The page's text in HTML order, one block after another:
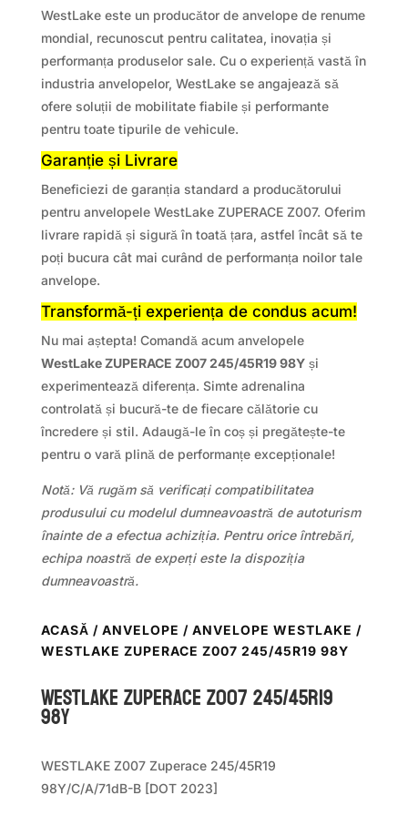
WestLake este un producător de anvelope de renume
mondial, recunoscut pentru calitatea, inovația și
performanța produselor sale. Cu o experiență vastă în
industria anvelopelor, WestLake se angajează să
ofere soluții de mobilitate fiabile și performante
pentru toate tipurile de vehicule.
Garanție și Livrare
Beneficiezi de garanția standard a producătorului
pentru anvelopele WestLake ZUPERACE Z007. Oferim
livrare rapidă și sigură în toată țara, astfel încât să te
poți bucura cât mai curând de performanța noilor tale
anvelope.
Transformă-ți experiența de condus acum!
Nu mai aștepta! Comandă acum anvelopele
WestLake ZUPERACE Z007 245/45R19 98Yși
experimentează diferența. Simte adrenalina
controlată și bucură-te de fiecare călătorie cu
încredere și stil. Adaugă-le în coș și pregătește-te
pentru o vară plină de performanțe excepționale!
Notă: Vă rugăm să verificați compatibilitatea
produsului cu modelul dumneavoastră de autoturism
înainte de a efectua achiziția. Pentru orice întrebări,
echipa noastră de experți este la dispoziția
dumneavoastră.
ACASĂ / ANVELOPE / ANVELOPE WESTLAKE /
WESTLAKE ZUPERACE Z007 245/45R19 98Y
WestLake ZUPERACE Z007 245/45R19
98Y
WESTLAKE Z007 Zuperace 245/45R19
98Y/C/A/71dB-B [DOT 2023]